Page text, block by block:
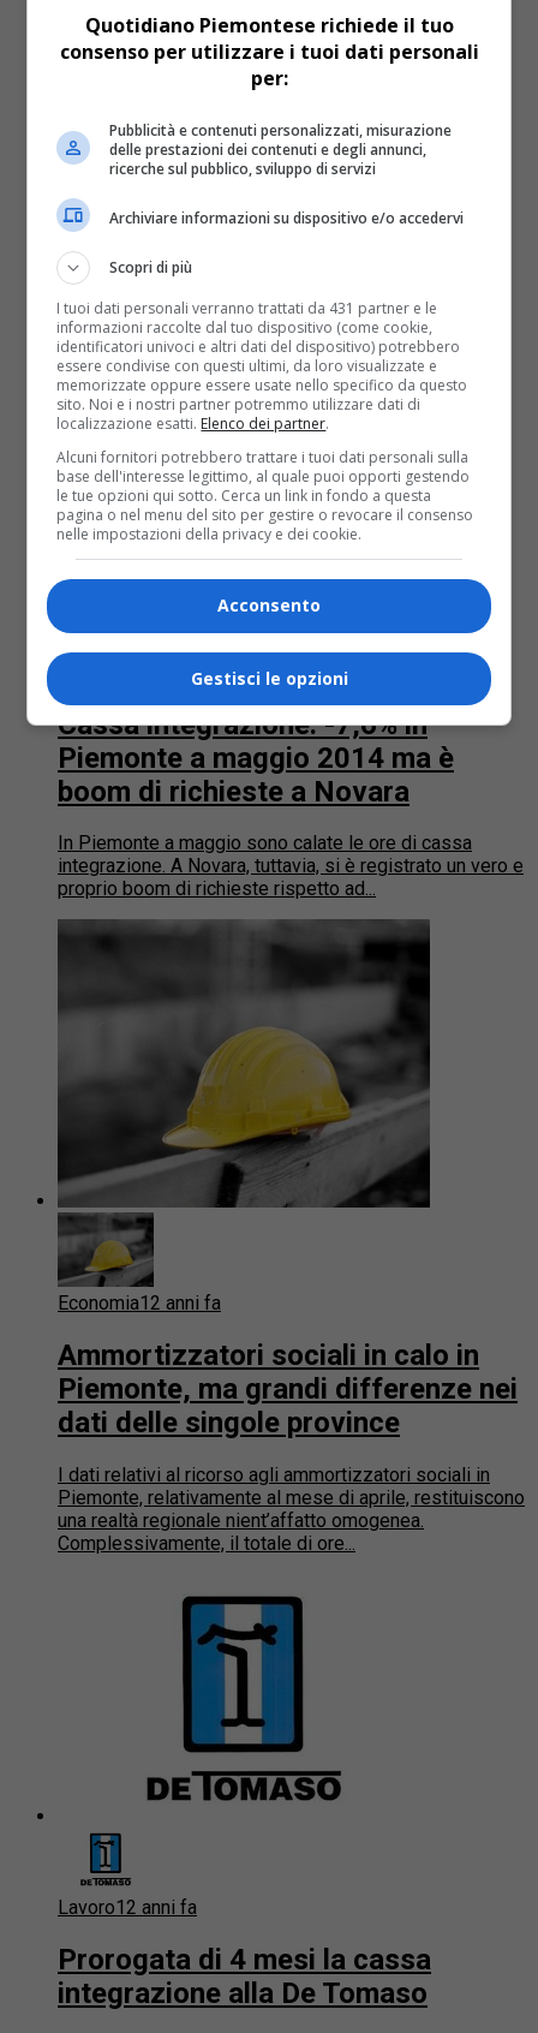
Cronaca12 anni fa
Tnt, lavoratori in sciopero
manifestano a Torino
La cassa integrazione scade a fine agosto, ma la Tnt
Express ha intenzione di continuare nel proprio
programma di riorganizzazione, delocalizzando le
attività in Polonia o...
12 anni fa
Cassa integrazione: -7,6% in
Piemonte a maggio 2014 ma è
boom di richieste a Novara
In Piemonte a maggio sono calate le ore di cassa
integrazione. A Novara, tuttavia, si è registrato un vero e
proprio boom di richieste rispetto ad...
Economia12 anni fa
Ammortizzatori sociali in calo in
Piemonte, ma grandi differenze nei
dati delle singole province
I dati relativi al ricorso agli ammortizzatori sociali in
Piemonte, relativamente al mese di aprile, restituiscono
una realtà regionale nient’affatto omogenea.
Complessivamente, il totale di ore...
Lavoro12 anni fa
Prorogata di 4 mesi la cassa
integrazione alla De Tomaso
Quotidiano Piemontese richiede il tuo
consenso per utilizzare i tuoi dati personali
per:
Pubblicità e contenuti personalizzati, misurazione
delle prestazioni dei contenuti e degli annunci,
ricerche sul pubblico, sviluppo di servizi
Archiviare informazioni su dispositivo e/o accedervi
Scopri di più
I tuoi dati personali verranno trattati da 431 partner e le
informazioni raccolte dal tuo dispositivo (come cookie,
identificatori univoci e altri dati del dispositivo) potrebbero
essere condivise con questi ultimi, da loro visualizzate e
memorizzate oppure essere usate nello specifico da questo
sito. Noi e i nostri partner potremmo utilizzare dati di
localizzazione esatti. Elenco dei partner.
Alcuni fornitori potrebbero trattare i tuoi dati personali sulla
base dell'interesse legittimo, al quale puoi opporti gestendo
le tue opzioni qui sotto. Cerca un link in fondo a questa
pagina o nel menu del sito per gestire o revocare il consenso
nelle impostazioni della privacy e dei cookie.
Acconsento
Gestisci le opzioni